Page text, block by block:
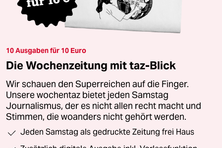
10 Ausgaben für 10 Euro
Die Wochenzeitung mit taz-Blick
Wir schauen den Superreichen auf die Finger.
Unsere wochentaz bietet jeden Samstag
Journalismus, der es nicht allen recht macht und
Stimmen, die woanders nicht gehört werden.
Jeden Samstag als gedruckte Zeitung frei Haus